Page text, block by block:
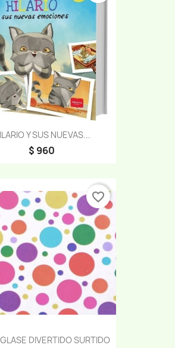
Y SUS NUEVAS...
$ 960
DIVERTIDO SURTIDO
favorite_border